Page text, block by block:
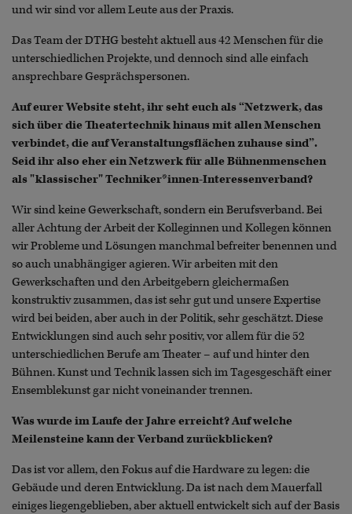
und wir sind vor allem Leute aus der Praxis.
Das Team der DTHG besteht aktuell aus 42 Menschen für die
unterschiedlichen Projekte, und dennoch sind alle einfach
ansprechbare Gesprächspersonen.
Auf eurer Website steht, ihr seht euch als “Netzwerk, das
sich über die Theatertechnik hinaus mit allen Menschen
verbindet, die auf Veranstaltungsflächen zuhause sind”.
Seid ihr also eher ein Netzwerk für alle Bühnenmenschen
als "klassischer" Techniker*innen-Interessenverband?
Wir sind keine Gewerkschaft, sondern ein Berufsverband. Bei
aller Achtung der Arbeit der Kolleginnen und Kollegen können
wir Probleme und Lösungen manchmal befreiter benennen und
so auch unabhängiger agieren. Wir arbeiten mit den
Gewerkschaften und den Arbeitgebern gleichermaßen
konstruktiv zusammen, das ist sehr gut und unsere Expertise
wird bei beiden, aber auch in der Politik, sehr geschätzt. Diese
Entwicklungen sind auch sehr positiv, vor allem für die 52
unterschiedlichen Berufe am Theater – auf und hinter den
Bühnen. Kunst und Technik lassen sich im Tagesgeschäft einer
Ensemblekunst gar nicht voneinander trennen.
Was wurde im Laufe der Jahre erreicht? Auf welche
Meilensteine kann der Verband zurückblicken?
Das ist vor allem, den Fokus auf die Hardware zu legen: die
Gebäude und deren Entwicklung. Da ist nach dem Mauerfall
einiges liegengeblieben, aber aktuell entwickelt sich auf der Basis